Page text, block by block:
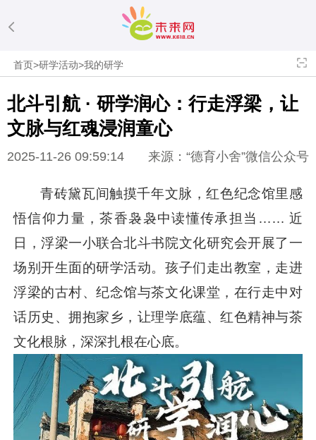
首页>研学活动>我的研学
北斗引航 · 研学润心：行走浮梁，让
文脉与红魂浸润童心
2025-11-26 09:59:14 来源：“德育小舍”微信公众号
青砖黛瓦间触摸千年文脉，红色纪念馆里感
悟信仰力量，茶香袅袅中读懂传承担当…… 近
日，浮梁一小联合北斗书院文化研究会开展了一
场别开生面的研学活动。孩子们走出教室，走进
浮梁的古村、纪念馆与茶文化课堂，在行走中对
话历史、拥抱家乡，让理学底蕴、红色精神与茶
文化根脉，深深扎根在心底。